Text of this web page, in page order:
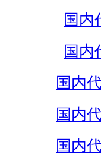
国内
国内
国内
国内
国内